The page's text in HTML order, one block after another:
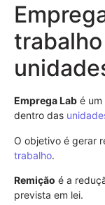
Emprega Lab é um
dentro das
O objetivo é gerar
trabalho.
Remição é a
prevista em lei.